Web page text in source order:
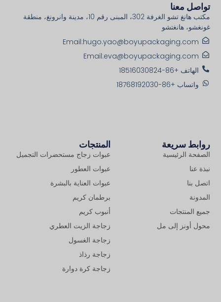
المنتجات
عبوات زجاج مستحضرات التجميل
عبوات العطور
عبوات العناية بالبشرة
برطمان كريم
أنبوب كريم
زجاجة الزيت العطري
زجاجة الغسول
زجاجة رذاذ
زجاجة كرة دوارة
روابط سريعة
الصفحة الرئيسية
نبذة عنا
اتصل بنا
المدونة
جميع المنتجات
محول أونز إلى مل
تواصل معنا
مكتب هانغ تشو الغرفة 302، المبنى رقم 10، مدينة وانرونغ، منطقة
غونغشو، هانغتشو
Email:hugo.yao@boyupackaging.com
Email:eva@boyupackaging.com
الهاتف +86-18516030824
واتساب +86-18768192030